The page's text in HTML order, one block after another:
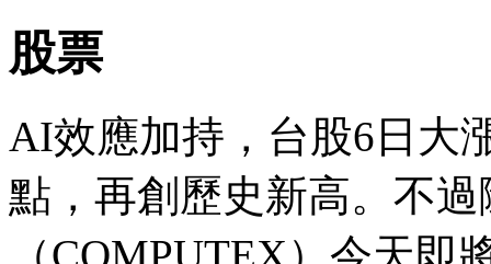
股票
AI效應加持，台股6日大
點，再創歷史新高。不
（COMPUTEX）今天